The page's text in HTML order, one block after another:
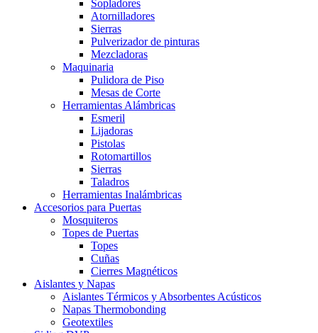
Sopladores
Atornilladores
Sierras
Pulverizador de pinturas
Mezcladoras
Maquinaria
Pulidora de Piso
Mesas de Corte
Herramientas Alámbricas
Esmeril
Lijadoras
Pistolas
Rotomartillos
Sierras
Taladros
Herramientas Inalámbricas
Accesorios para Puertas
Mosquiteros
Topes de Puertas
Topes
Cuñas
Cierres Magnéticos
Aislantes y Napas
Aislantes Térmicos y Absorbentes Acústicos
Napas Thermobonding
Geotextiles